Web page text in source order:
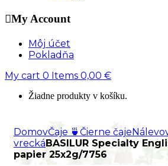
My Account
Môj účet
Pokladňa
My cart 0 Items 0,00 €
Žiadne produkty v košíku.
DomovČaje 🍵 Čierne čaje
vrecká BASILUR Specialty
papier 25x2g/7756